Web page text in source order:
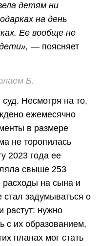
детям ни
на день
Ее вообще не
— поясняет
Б.
Несмотря на то,
ежемесячно
в размере
не торопилась
2023 года ее
свыше 253
на сына и
стал задумываться о
растут: нужно
с их образованием,
планах мог стать